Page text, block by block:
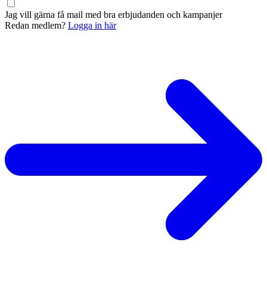
Jag vill gärna få mail med bra erbjudanden och kampanjer
Redan medlem? Logga in här